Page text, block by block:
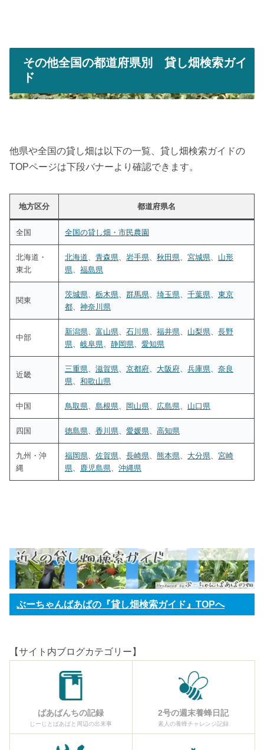
その他全国の都道府県別 貸し畑検索ガイ
ド
他県や全国の貸し畑は以下の一覧、貸し畑検索ガイドの
TOPページは下段バナーより確認できます。
地方区分 都道府県名
全国 全国の貸し畑・市民農園
北海道・
東北
北海道 青森県 岩手県 秋田県 宮城県
山形
県
福島県
関東
茨城県 栃木県 群馬県 埼玉県 千葉県
東京
都
神奈川県
中部
新潟県 富山県 石川県 福井県 山梨県
長野
県
岐阜県 静岡県 愛知県
近畿
三重県 滋賀県 京都府 大阪府 兵庫県
奈良
県
和歌山県
中国 鳥取県 島根県 岡山県 広島県 山口県
四国 徳島県 香川県 愛媛県 高知県
九州・沖
縄
福岡県 佐賀県 長崎県 熊本県 大分県
宮崎
県
鹿児島県 沖縄県
ぶーちゃんばあばの『貸し畑検索ガイド』TOPへ
【サイト内ブログカテゴリー】
ばあばんちの記録
じーじとばあばと周辺の出来事
2号の週末養蜂日記
素人の養蜂チャレンジ記録